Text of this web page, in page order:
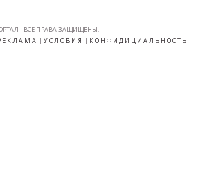
- ВСЕ ПРАВА ЗАЩИЩЕНЫ.
| УСЛОВИЯ | КОНФИДИЦИАЛЬНОСТЬ